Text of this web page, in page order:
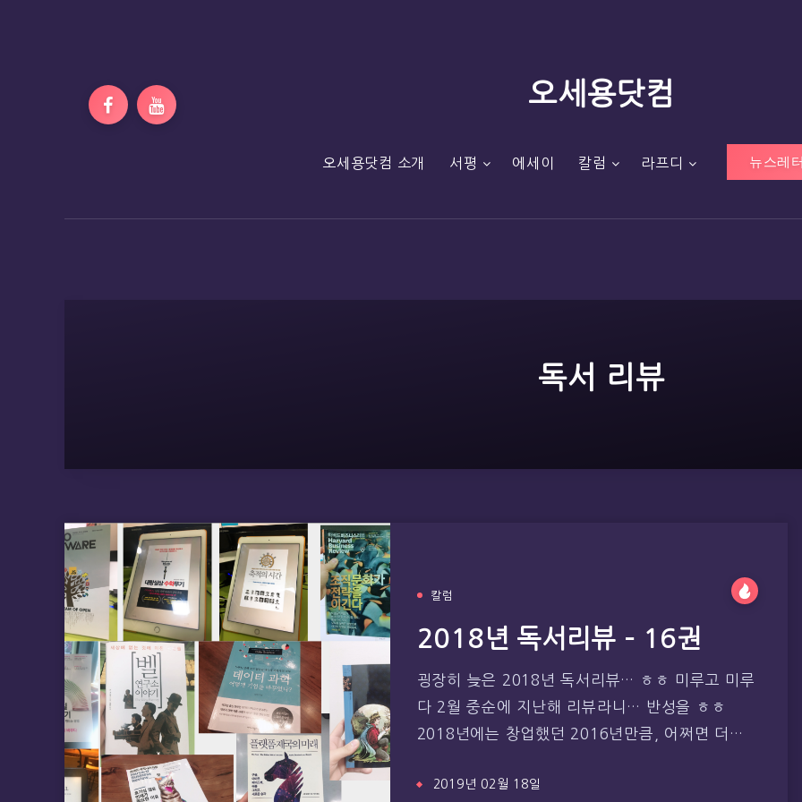
오세용닷컴
오세용닷컴 소개 서평 에세이 칼럼 라프디 뉴스레
독서 리뷰
칼럼
2018년 독서리뷰 – 16권
굉장히 늦은 2018년 독서리뷰… ㅎㅎ 미루고 미루
다 2월 중순에 지난해 리뷰라니… 반성을 ㅎㅎ
2018년에는 창업했던 2016년만큼, 어쩌면 더…
2019년 02월 18일